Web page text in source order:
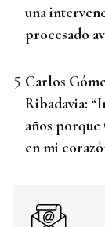
una
procesado
Carlos
Ribadavia:
años
en mi